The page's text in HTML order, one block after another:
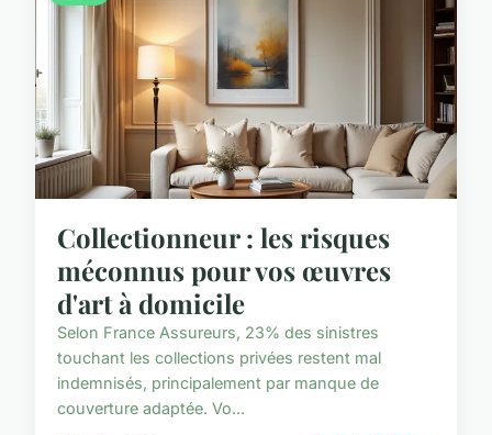
Collectionneur : les risques
méconnus pour vos œuvres
d'art à domicile
Selon France Assureurs, 23% des sinistres
touchant les collections privées restent mal
indemnisés, principalement par manque de
couverture adaptée. Vo...